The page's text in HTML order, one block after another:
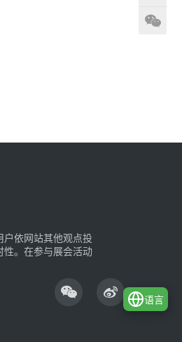
依网站其他观点投
性。在参与展会活动
语言